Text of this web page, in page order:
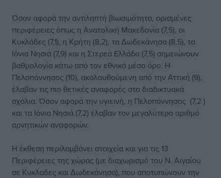
Όσον αφορά την αντιληπτή βιωσιμότητα, ορισμένες
περιφέρειες όπως η Ανατολική Μακεδονία (7,5), οι
Κυκλάδες (7,1), η Κρήτη (8,2), τα Δωδεκάνησα (8,5), τα
Ιόνια Νησιά (7,9) και η Στερεά Ελλάδα (7,5) σημειώνουν
βαθμολογία κάτω από τον εθνικό μέσο όρο. Η
Πελοπόννησος (10), ακολουθούμενη από την Αττική (9),
έλαβαν τις πιο θετικές αναφορές στα διαδικτυακά
σχόλια. Όσον αφορά την υγιεινή, η Πελοπόννησος (7,2 )
και τα Ιόνια Νησιά (7,2) έλαβαν τον μεγαλύτερο αριθμό
αρνητικών αναφορών.
Η έκθεση περιλαμβάνει στοιχεία και για τις 13
Περιφέρειες της χώρας (με διαχωρισμό του Ν. Αιγαίου
σε Κυκλαδες και Δωδεκάνησα), που αποτυπώνουν την